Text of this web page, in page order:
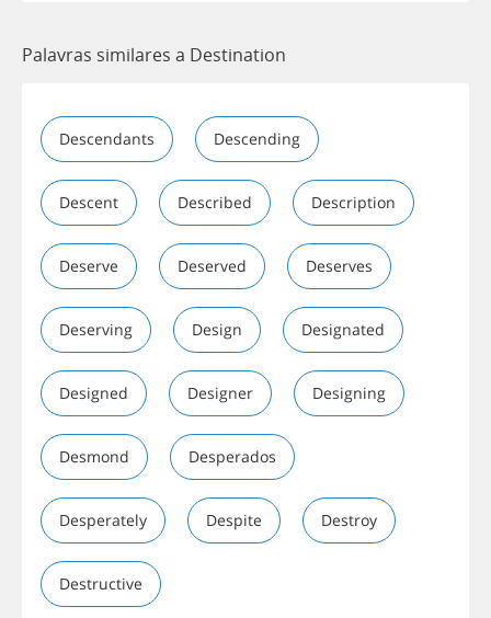
Palavras similares a Destination
Descendants Descending
Descent Described Description
Deserve Deserved Deserves
Deserving Design Designated
Designed Designer Designing
Desmond Desperados
Desperately Despite Destroy
Destructive